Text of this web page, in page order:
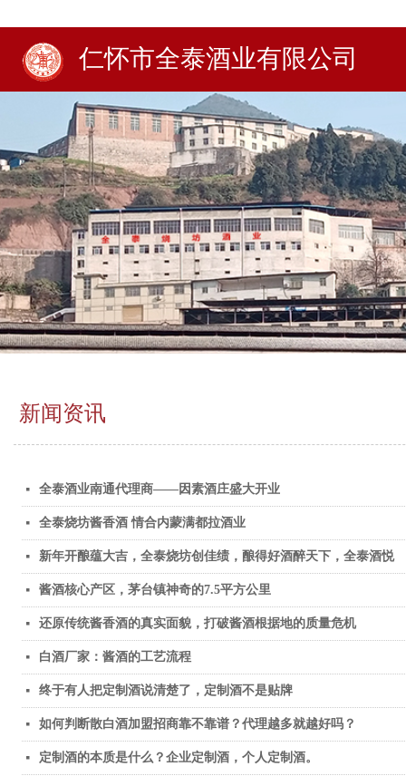
仁怀市全泰酒业有限公司
新闻资讯
넷 全泰酒业南通代理商——因素酒庄盛大开业
넷 全泰烧坊酱香酒 情合内蒙满都拉酒业
넷 新年开酿蕴大吉，全泰烧坊创佳绩，酿得好酒醉天下，全泰酒悦
넷 酱酒核心产区，茅台镇神奇的7.5平方公里
넷 还原传统酱香酒的真实面貌，打破酱酒根据地的质量危机
넷 白酒厂家：酱酒的工艺流程
넷 终于有人把定制酒说清楚了，定制酒不是贴牌
넷 如何判断散白酒加盟招商靠不靠谱？代理越多就越好吗？
넷 定制酒的本质是什么？企业定制酒，个人定制酒。